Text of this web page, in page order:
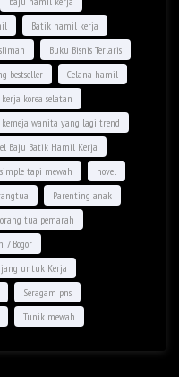
Batik hamil kerja
Buku Bisnis Terlaris
bestseller
Celana hamil
kerja korea selatan
kemeja wanita yang lagi trend
Baju Batik Hamil Kerja
tapi mewah
novel
Parenting anak
tua pemarah
7 Bogor
untuk Kerja
Seragam pns
Tunik mewah